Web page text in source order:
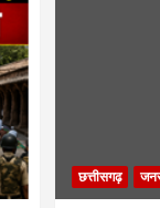
छत्तीसगढ़